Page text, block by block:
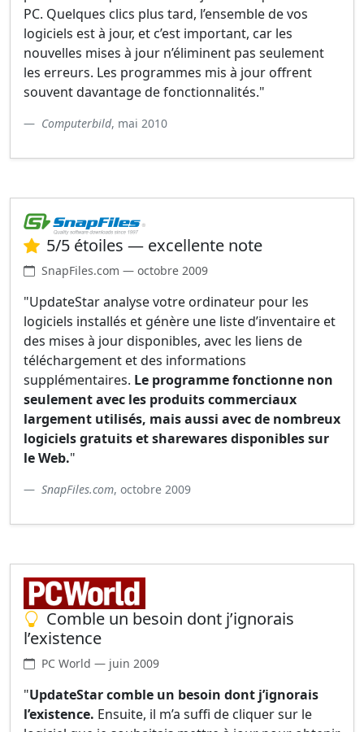
PC. Quelques clics plus tard, l’ensemble de vos
logiciels est à jour, et c’est important, car les
nouvelles mises à jour n’éliminent pas seulement
les erreurs. Les programmes mis à jour offrent
souvent davantage de fonctionnalités."
Computerbild, mai 2010
5/5 étoiles — excellente note
SnapFiles.com — octobre 2009
"UpdateStar analyse votre ordinateur pour les
logiciels installés et génère une liste d’inventaire et
des mises à jour disponibles, avec les liens de
téléchargement et des informations
supplémentaires. Le programme fonctionne non
seulement avec les produits commerciaux
largement utilisés, mais aussi avec de nombreux
logiciels gratuits et sharewares disponibles sur
le Web."
SnapFiles.com, octobre 2009
Comble un besoin dont j’ignorais
l’existence
PC World — juin 2009
"UpdateStar comble un besoin dont j’ignorais
l’existence. Ensuite, il m’a suffi de cliquer sur le